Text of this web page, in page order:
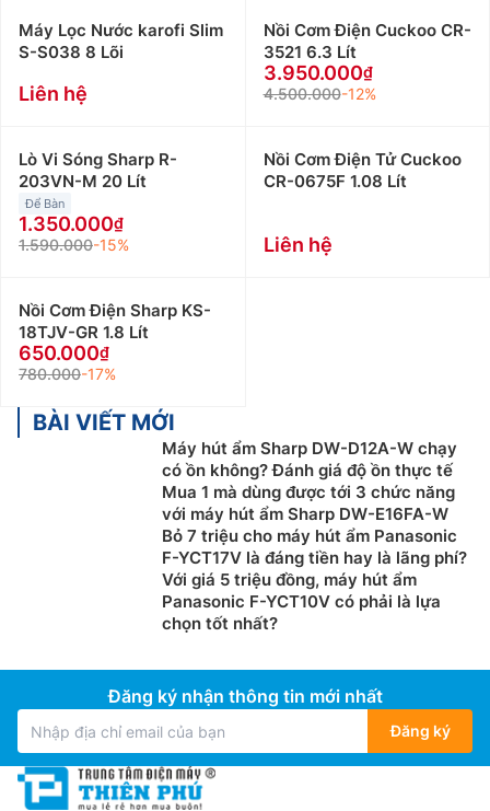
Máy Lọc Nước karofi Slim
S-S038 8 Lõi
Liên hệ
Nồi Cơm Điện Cuckoo CR-
3521 6.3 Lít
3.950.000
4.500.000-12%
Lò Vi Sóng Sharp R-
203VN-M 20 Lít
Để Bàn
1.350.000
1.590.000-15%
Nồi Cơm Điện Tử Cuckoo
CR-0675F 1.08 Lít
Liên hệ
Nồi Cơm Điện Sharp KS-
18TJV-GR 1.8 Lít
650.000
780.000-17%
BÀI VIẾT MỚI
Máy hút ẩm Sharp DW-D12A-W chạy
có ồn không? Đánh giá độ ồn thực tế
Mua 1 mà dùng được tới 3 chức năng
với máy hút ẩm Sharp DW-E16FA-W
Bỏ 7 triệu cho máy hút ẩm Panasonic
F-YCT17V là đáng tiền hay là lãng phí?
Với giá 5 triệu đồng, máy hút ẩm
Panasonic F-YCT10V có phải là lựa
chọn tốt nhất?
Đăng ký nhận thông tin mới nhất
Đăng ký